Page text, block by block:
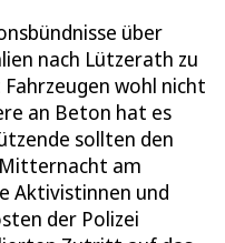
über
nach Lützerath zu
wohl nicht
an Beton hat es
sollten den
am
Aktivistinnen und
der Polizei